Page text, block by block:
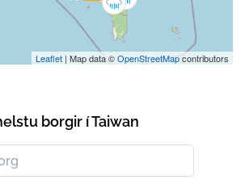
Leaflet | Map data ©OpenStreetMapcontributors
borgir í Taiwan